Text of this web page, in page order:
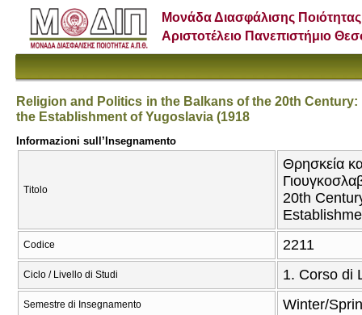
Μονάδα Διασφάλισης Ποιότητας
Αριστοτέλειο Πανεπιστήμιο
Religion and Politics in the Balkans of the 20th
the Establishment of Yugoslavia (1918
Informazioni sull’Insegnamento
Titolo
Θρησκεία
20th
Codice 2211
Ciclo / Livello di Studi 1. Corso di
Semestre di Insegnamento Winter/